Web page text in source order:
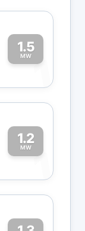
1.5
MW1
1.2
MW1